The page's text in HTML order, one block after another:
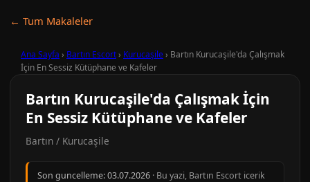
← Tum Makaleler
Ana Sayfa › Bartın Escort› Kurucaşile› Bartın Kurucaşile'da Çalışmak
İçin En Sessiz Kütüphane ve Kafeler
Bartın Kurucaşile'da Çalışmak İçin
En Sessiz Kütüphane ve Kafeler
Bartın / Kurucaşile
Son guncelleme:03.07.2026 · Bu yazi, Bartın Escort icerik